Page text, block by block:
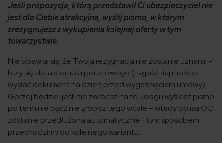
Jeśli propozycja, którą przedstawił Ci ubezpieczyciel nie
jest dla Ciebie atrakcyjna, wyślij pismo, w którym
zrezygnujesz z wykupienia kolejnej oferty w tym
towarzystwie.
Nie obawiaj się, że Twoja rezygnacja nie zostanie uznana –
liczy się data stempla pocztowego (najpóźniej możesz
wysłać dokument na dzień przed wygaśnięciem umowy).
Gorzej będzie, jeśli nie zwrócisz na to uwagi i wyślesz pismo
po terminie bądź nie zrobisz tego wcale – wtedy polisa OC
zostanie przedłużona automatycznie. I tym sposobem
przechodzimy do kolejnego wariantu.